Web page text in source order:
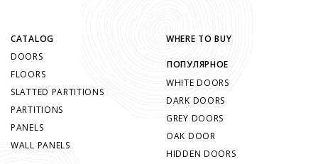
CATALOG
DOORS
FLOORS
SLATTED PARTITIONS
PARTITIONS
PANELS
WALL PANELS
WHERE TO BUY
ПОПУЛЯРНОЕ
WHITE DOORS
DARK DOORS
GREY DOORS
OAK DOOR
HIDDEN DOORS